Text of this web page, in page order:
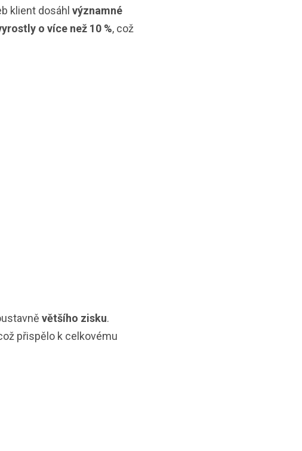
klient dosáhl významné
o více než 10 %, což
většího zisku.
přispělo k celkovému